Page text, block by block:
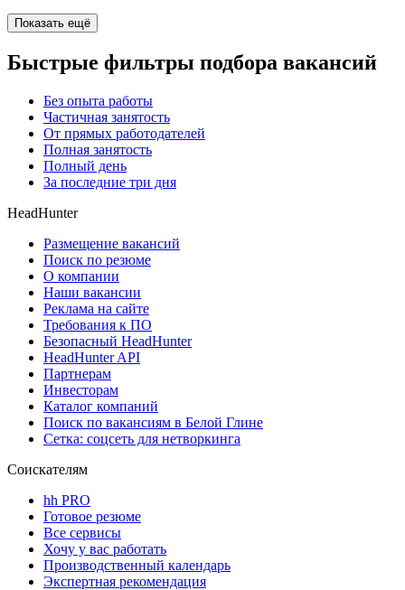
Показать ещё
Быстрые фильтры подбора вакансий
Без опыта работы
Частичная занятость
От прямых работодателей
Полная занятость
Полный день
За последние три дня
HeadHunter
Размещение вакансий
Поиск по резюме
О компании
Наши вакансии
Реклама на сайте
Требования к ПО
Безопасный HeadHunter
HeadHunter API
Партнерам
Инвесторам
Каталог компаний
Поиск по вакансиям в Белой Глине
Сетка: соцсеть для нетворкинга
Соискателям
hh PRO
Готовое резюме
Все сервисы
Хочу у вас работать
Производственный календарь
Экспертная рекомендация